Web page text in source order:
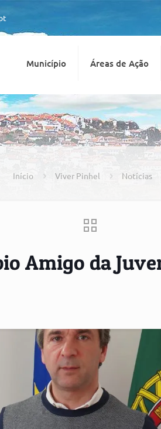
Município Áreas de Ação
Início Viver Pinhel Notícias
Amigo da